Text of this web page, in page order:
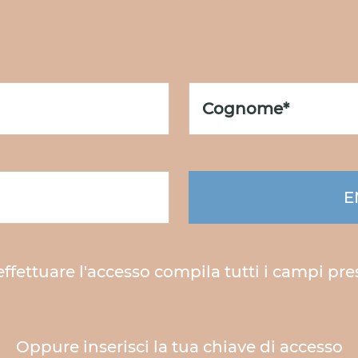
l'accesso compila tutti i campi
Oppure inserisci la tua chiave di accesso